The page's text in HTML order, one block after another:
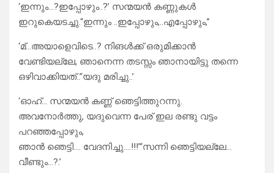
‘ഇന്നും…?ഇപ്പോഴും..?’ സന്മയൻ കണ്ണുകൾ
ഇറുകെയടച്ചു.“ഇന്നും ..ഇപ്പോഴും,..എപ്പോഴും,”
‘മ്…അയാളെവിടെ..? നിങൾക്ക് ഒരുമിക്കാൻ
വേണ്ടിയല്ലേ, ഞാനെന്ന തടസ്സം ഞാനായിട്ടു തന്നെ
ഒഴിവാക്കിയത്..’‘യദു മരിച്ചു..’
‘ഓഹ്… സന്മയൻ കണ്ണ് ഞെട്ടിത്തുറന്നു.
അവനോർത്തു, യദുവെന്ന പേര് ഇല രണ്ടു വട്ടം
പറഞ്ഞപ്പോഴും,
ഞാൻ ഞെട്ടി…. വേദനിച്ചു….!!!’“സന്നി ഞെട്ടിയല്ലേ…
വീണ്ടും…?.’